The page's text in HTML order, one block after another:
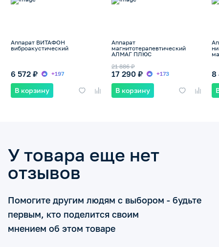
Аппарат ВИТАФОН
виброакустический
6 572 ₽ +197
В корзину
Аппарат
магнитотерапевтический
АЛМАГ ПЛЮС
17 290 ₽
21 886 ₽
+173
В корзину
8
У товара еще нет
отзывов
Помогите другим людям с выбором - будьте
первым, кто поделится своим
мнением об этом товаре